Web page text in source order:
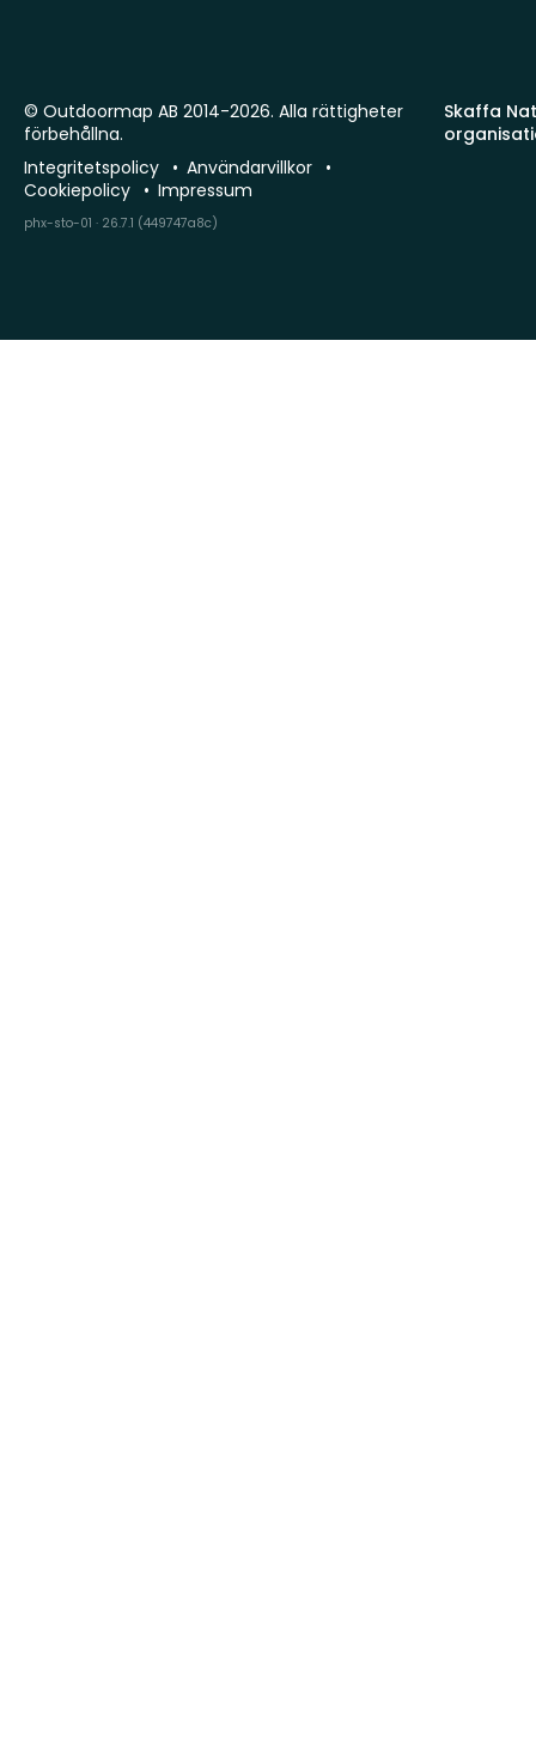
Skaffa
© Outdoormap AB 2014-2026. Alla rättigheter
förbehållna.
Integritetspolicy
Användarvillkor
Cookiepolicy
Impressum
phx-sto-01 · 26.7.1 (449747a8c)